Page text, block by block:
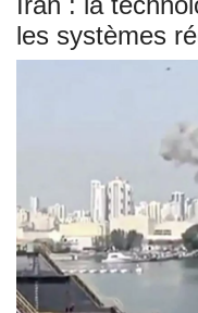
les systèmes